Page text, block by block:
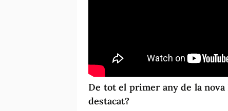
De tot el primer any de la
destacat?